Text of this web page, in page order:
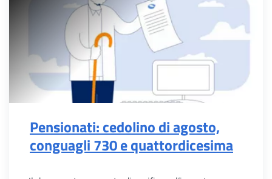
Pensionati: cedolino di agosto,
conguagli 730 e quattordicesima